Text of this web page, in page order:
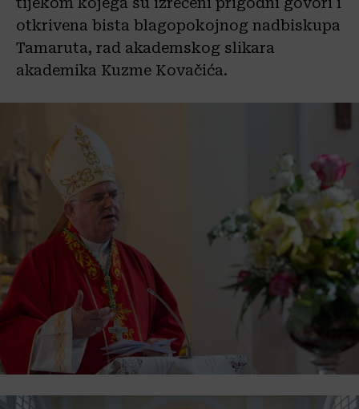
otkrivena bista blagopokojnog nadbiskupa
Tamaruta, rad akademskog slikara
akademika Kuzme Kovačića.